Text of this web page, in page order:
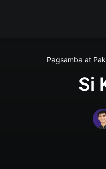
Pagsamba at
Si